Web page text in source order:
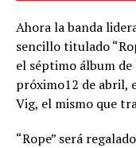
Ahora la banda
sencillo titulado
el séptimo álbum
próximo12 de abril,
Vig, el mismo que
“Rope” será